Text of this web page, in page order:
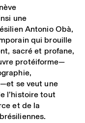
une
Antonio Obà,
qui brouille
sacré et profane,
protéiforme—
se veut une
l’histoire tout
et de la